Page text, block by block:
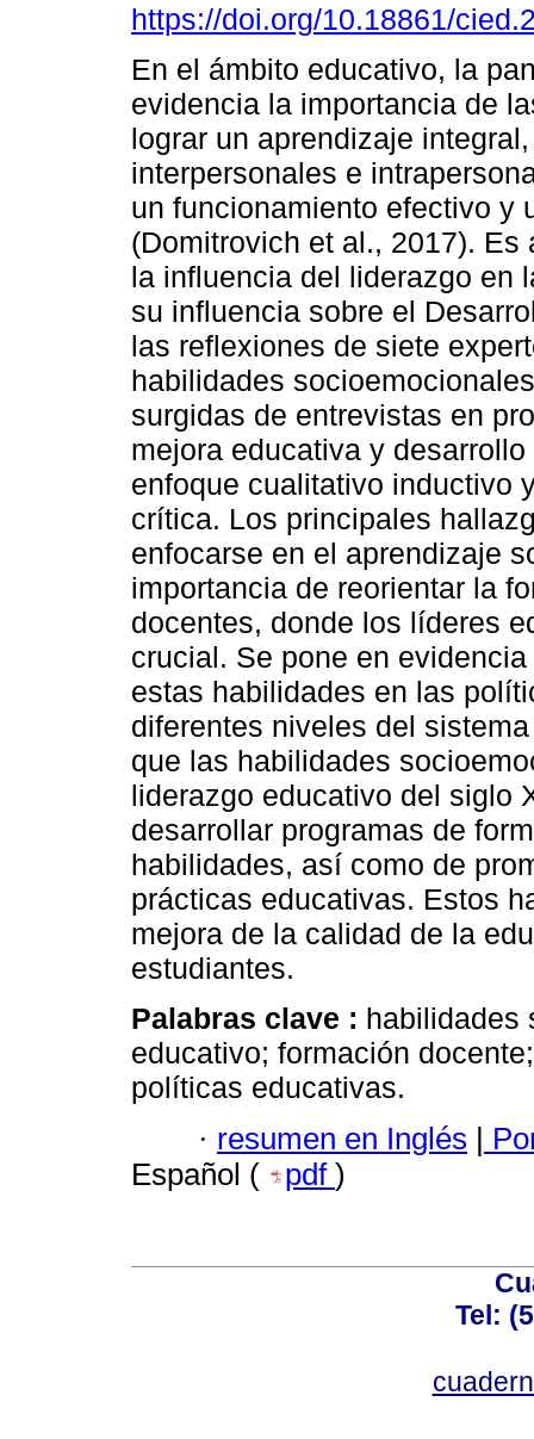
https://doi.org/10.18861/
En el ámbito educativo, la
evidencia la importancia de
lograr un aprendizaje
interpersonales e
un funcionamiento efectivo y
(Domitrovich et al., 2017).
la influencia del liderazgo en
su influencia sobre el
las reflexiones de siete
habilidades
surgidas de entrevistas en
mejora educativa y
enfoque cualitativo inductivo
crítica. Los principales
enfocarse en el aprendizaje
importancia de reorientar la
docentes, donde los líderes
crucial. Se pone en
estas habilidades en las
diferentes niveles del
que las habilidades
liderazgo educativo del siglo
desarrollar programas de
habilidades, así como de
prácticas educativas. Estos
mejora de la calidad de la
estudiantes.
Palabras clave : habilidades
educativo; formación
políticas educativas.
· resumen en Inglés |
Español (
pdf )
Tel: